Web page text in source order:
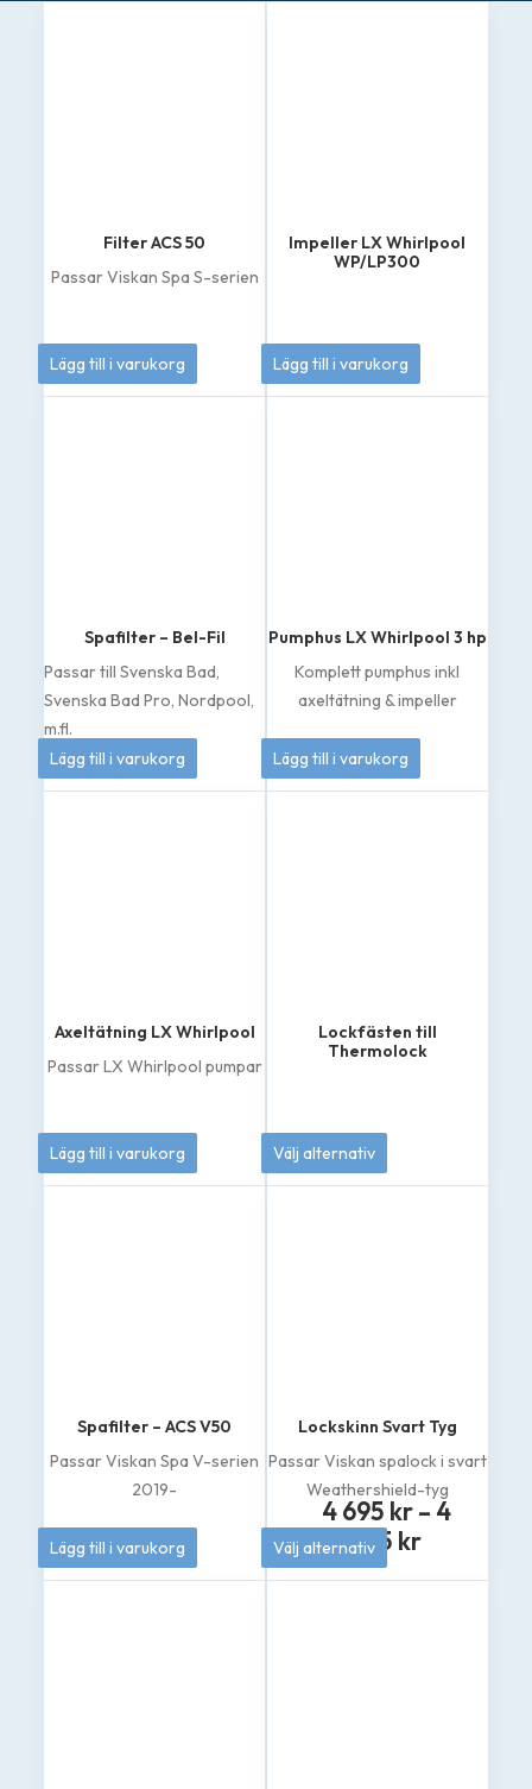
Filter ACS 50
Passar Viskan Spa S-serien
449kr
Lägg till i varukorg
Impeller LX Whirlpool
WP/LP300
349kr
Lägg till i varukorg
Spafilter – Bel-Fil
Passar till Svenska Bad,
Svenska Bad Pro, Nordpool,
m.fl.
399kr
Lägg till i varukorg
Pumphus LX Whirlpool 3 hp
Komplett pumphus inkl
axeltätning & impeller
1 049kr
Lägg till i varukorg
Axeltätning LX Whirlpool
Passar LX Whirlpool pumpar
249kr
Lägg till i varukorg
Lockfästen till
Thermolock
189kr
Välj alternativ
Den
produktsidan
Spafilter – ACS V50
Passar Viskan Spa V-serien
2019-
519kr
Lägg till i varukorg
Lockskinn Svart Tyg
Passar Viskan spalock i svart
Weathershield-tyg
4 695 kr – 4
895 kr
Välj alternativ
Den